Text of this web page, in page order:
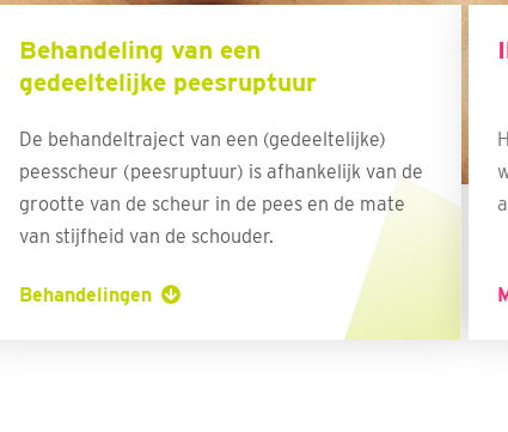
Behandeling van een
gedeeltelijke peesruptuur
De behandeltraject van een (gedeeltelijke)
peesscheur (peesruptuur) is afhankelijk van de
grootte van de scheur in de pees en de mate
van stijfheid van de schouder.
Behandelingen